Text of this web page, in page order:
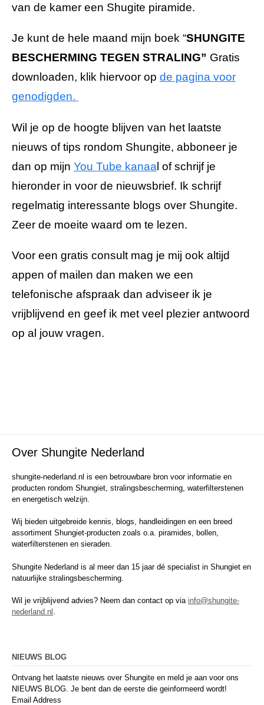
van de kamer een Shugite piramide.
Je kunt de hele maand mijn boek “SHUNGITE
BESCHERMING TEGEN STRALING” Gratis
downloaden, klik hiervoor op de pagina voor
genodigden.
Wil je op de hoogte blijven van het laatste
nieuws of tips rondom Shungite, abboneer je
dan op mijn You Tube kanaal of schrijf je
hieronder in voor de nieuwsbrief. Ik schrijf
regelmatig interessante blogs over Shungite.
Zeer de moeite waard om te lezen.
Voor een gratis consult mag je mij ook altijd
appen of mailen dan maken we een
telefonische afspraak dan adviseer ik je
vrijblijvend en geef ik met veel plezier antwoord
op al jouw vragen.
Over Shungite Nederland
shungite-nederland.nl is een betrouwbare bron voor informatie en
producten rondom Shungiet, stralingsbescherming, waterfilterstenen
en energetisch welzijn.
Wij bieden uitgebreide kennis, blogs, handleidingen en een breed
assortiment Shungiet-producten zoals o.a. piramides, bollen,
waterfilterstenen en sieraden.
Shungite Nederland is al meer dan 15 jaar dé specialist in Shungiet en
natuurlijke stralingsbescherming.
Wil je vrijblijvend advies? Neem dan contact op via info@shungite-
nederland.nl .
NIEUWS BLOG
Ontvang het laatste nieuws over Shungite en meld je aan voor ons
NIEUWS BLOG. Je bent dan de eerste die geinformeerd wordt!
Email Address